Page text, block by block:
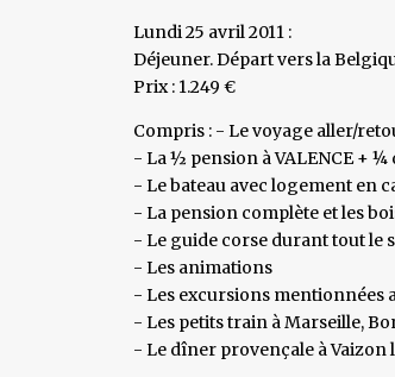
Lundi 25 avril 2011 :
Déjeuner. Départ vers la
Prix : 1.249 €
Compris : - Le voyage aller/
- La ½ pension à VALENCE + ¼
- Le bateau avec logement en
- La pension complète et les
- Le guide corse durant tout le
- Les animations
- Les excursions mentionnées
- Les petits train à Marseille,
- Le dîner provençale à Vaizon